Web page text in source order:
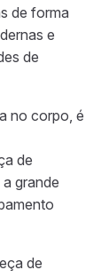
de forma
e
de
no corpo, é
de
grande
de